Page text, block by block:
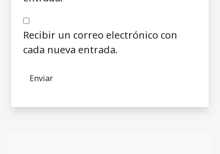
Recibir un correo electrónico con
cada nueva entrada.